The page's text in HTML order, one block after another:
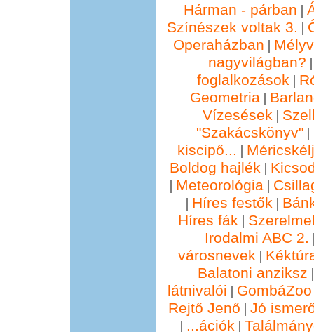
Hárman - párban |
Színészek voltak 3. |
Operaházban |
nagyvilágban?
foglalkozások |
Geometria|
Vízesések |
"Szakácskönyv" |
kiscipő... |
Boldog hajlék |
| Meteorológia|
| Híres festők |
Híres fák |
Irodalmi ABC 2.
városnevek |
Balatoni anziksz
látnivalói |
Rejtő Jenő | Jó
| ...ációk |